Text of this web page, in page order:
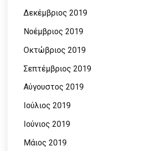
Δεκέμβριος 2019
Νοέμβριος 2019
Οκτώβριος 2019
Σεπτέμβριος 2019
Αύγουστος 2019
Ιούλιος 2019
Ιούνιος 2019
Μάιος 2019